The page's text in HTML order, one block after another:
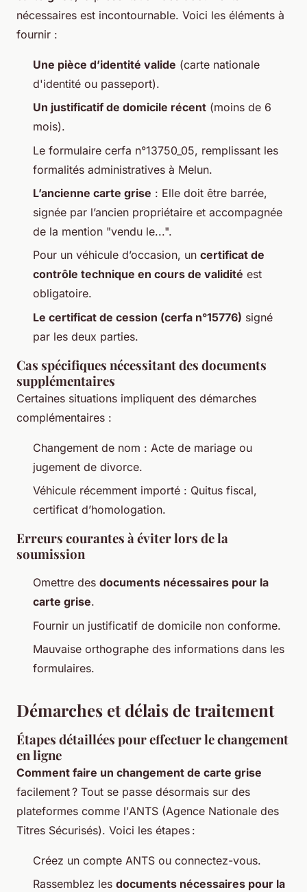
nécessaires est incontournable. Voici les éléments à
fournir :
Une pièce d’identité valide (carte nationale
d'identité ou passeport).
Un justificatif de domicile récent (moins de 6
mois).
Le formulaire cerfa n°13750_05, remplissant les
formalités administratives à Melun.
L’ancienne carte grise : Elle doit être barrée,
signée par l’ancien propriétaire et accompagnée
de la mention "vendu le...".
Pour un véhicule d’occasion, un certificat de
contrôle technique en cours de validité est
obligatoire.
Le certificat de cession (cerfa n°15776) signé
par les deux parties.
Cas spécifiques nécessitant des documents
supplémentaires
Certaines situations impliquent des démarches
complémentaires :
Changement de nom : Acte de mariage ou
jugement de divorce.
Véhicule récemment importé : Quitus fiscal,
certificat d’homologation.
Erreurs courantes à éviter lors de la
soumission
Omettre des documents nécessaires pour la
carte grise.
Fournir un justificatif de domicile non conforme.
Mauvaise orthographe des informations dans les
formulaires.
Démarches et délais de traitement
Étapes détaillées pour effectuer le changement
en ligne
Comment faire un changement de carte grise
facilement ? Tout se passe désormais sur des
plateformes comme l'ANTS (Agence Nationale des
Titres Sécurisés). Voici les étapes :
Créez un compte ANTS ou connectez-vous.
Rassemblez les documents nécessaires pour la